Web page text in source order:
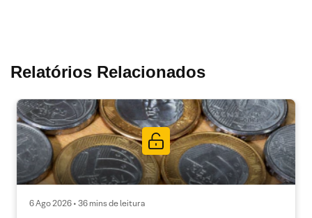
Relatórios Relacionados
6 Ago 2026 • 36 mins de leitura